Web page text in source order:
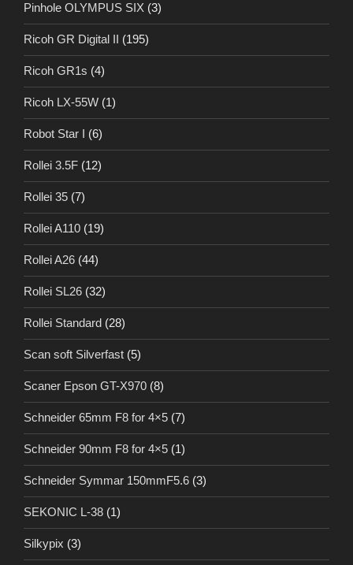
Pinhole OLYMPUS SIX (3)
Ricoh GR Digital II (195)
Ricoh GR1s (4)
Ricoh LX-55W (1)
Robot Star I (6)
Rollei 3.5F (12)
Rollei 35 (7)
Rollei A110 (19)
Rollei A26 (44)
Rollei SL26 (32)
Rollei Standard (28)
Scan soft Silverfast (5)
Scaner Epson GT-X970 (8)
Schneider 65mm F8 for 4×5 (7)
Schneider 90mm F8 for 4×5 (1)
Schneider Symmar 150mmF5.6 (3)
SEKONIC L-38 (1)
Silkypix (3)